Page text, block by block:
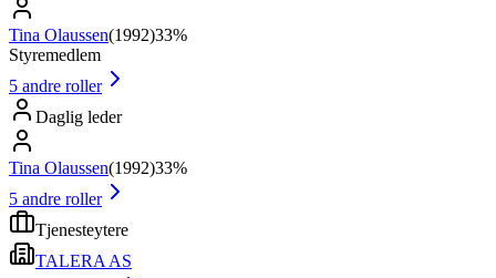
Tina Olaussen(1992)33%
Styremedlem
5 andre roller
Daglig leder
Tina Olaussen(1992)33%
5 andre roller
Tjenesteytere
TALERA AS